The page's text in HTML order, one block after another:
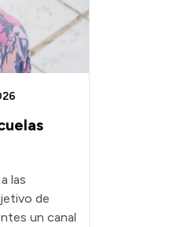
las
de
un canal